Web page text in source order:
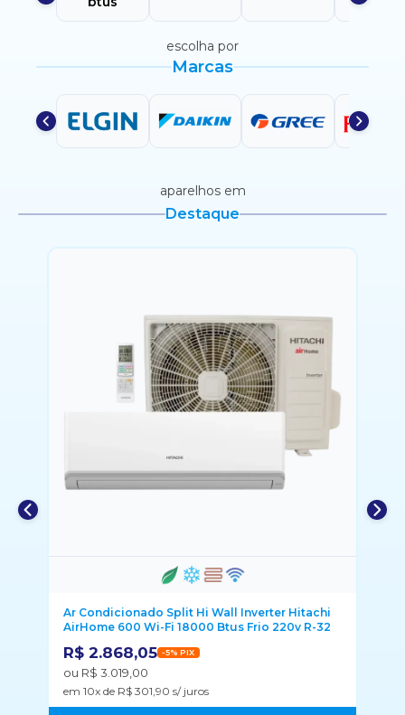
escolha por
Marcas
aparelhos em
Destaque
Ar Condicionado Daikin Inverter Full 9000 Btus
Frio 220v R-32
R$ 3.381,05 -5% PIX
ou R$ 3.559,00
em 10x de R$ 355,90 s/ juros